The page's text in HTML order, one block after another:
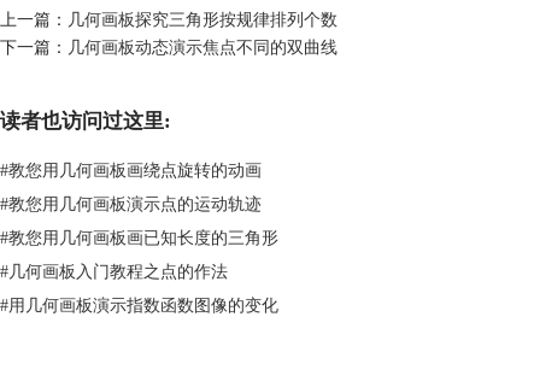
以上课件中演示的是等面四面体，亦称等腰四面体，也是一种特殊的四面
体。它是每条棱与其对棱总相等的四面体。它的四个面是全等的锐角三角
形，每个顶点处的面角之和皆为平角，它可以由锐角三角形沿着它的三条
中位线折叠而得到。控制左侧△ABC的形状，就是控制四面体的底面。点
几何画板动态演示直角四面体课件样图：
上一篇： 几何画板探究三角形按规律排列个数
下一篇： 几何画板动态演示焦点不同的双曲线
读者也访问过这里:
#教您用几何画板画绕点旋转的动画
#教您用几何画板演示点的运动轨迹
#教您用几何画板画已知长度的三角形
#几何画板入门教程之点的作法
#用几何画板演示指数函数图像的变化